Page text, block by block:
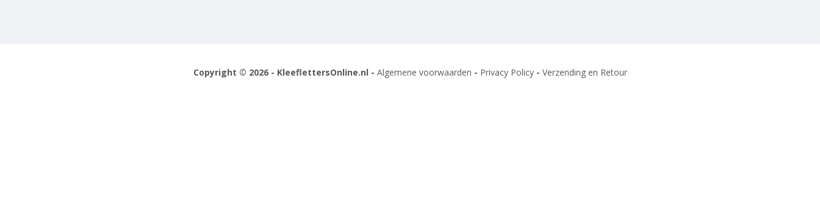
Copyright © 2026 - KleeflettersOnline.nl - Algemene voorwaarden - Privacy Policy- Verzending en Retour